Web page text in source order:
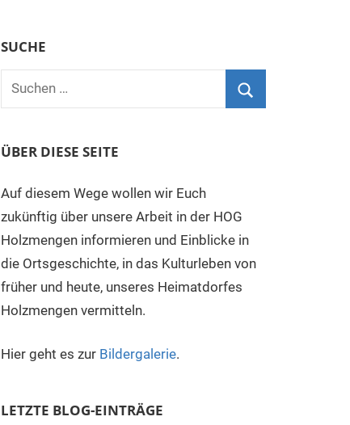
SUCHE
Suchen
ÜBER DIESE SEITE
Auf diesem Wege wollen wir Euch
zukünftig über unsere Arbeit in der HOG
Holzmengen informieren und Einblicke in
die Ortsgeschichte, in das Kulturleben von
früher und heute, unseres Heimatdorfes
Holzmengen vermitteln.
Hier geht es zur Bildergalerie.
LETZTE BLOG-EINTRÄGE